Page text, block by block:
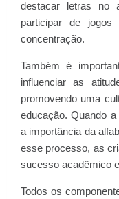
destacar letras no
participar de
concentração.
Também é
influenciar as
promovendo uma
educação. Quando
a importância da
esse processo, as
sucesso acadêmico
Todos os